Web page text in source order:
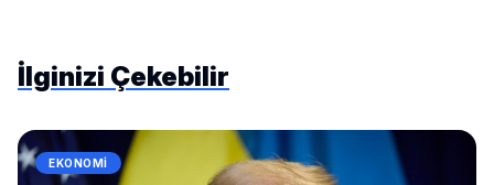
İlginizi Çekebilir
EKONOMI